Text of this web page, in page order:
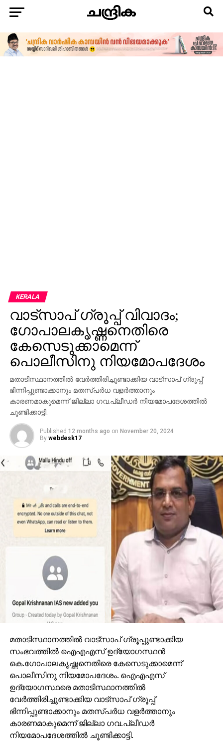
KERALA
വാട്‌സാപ് ഗ്രൂപ്പ് വിവാദം;
ഗോപാലകൃഷ്ണനെതിരെ
കേസെടുക്കാമെന്ന്
പൊലീസിനു നിയമോപദേശം
മതാടിസ്ഥാനത്തില്‍ വേര്‍ത്തിരിച്ചുണ്ടാക്കിയ വാട്‌സാപ് ഗ്രൂപ്പ്
ഭിന്നിപ്പുണ്ടാക്കാനും മതസ്പര്‍ധ വളര്‍ത്താനും
കാരണമാകുമെന്ന് ജില്ലാ ഗവ.പ്ലീഡര്‍ നിയമോപദേശത്തില്‍
ചൂണ്ടിക്കാട്ടി.
Published 12 months ago on November 20, 2024
By webdesk17
മതാടിസ്ഥാനത്തില്‍ വാട്‌സാപ് ഗ്രൂപ്പുണ്ടാക്കിയ
സംഭവത്തില്‍ ഐഎഎസ് ഉദ്യോഗസ്ഥന്‍
കെ.ഗോപാലകൃഷ്ണനെതിരെ കേസെടുക്കാമെന്ന്
പൊലീസിനു നിയമോപദേശം. ഐഎഎസ്
ഉദ്യോഗസ്ഥരെ മതാടിസ്ഥാനത്തില്‍
വേര്‍ത്തിരിച്ചുണ്ടാക്കിയ വാട്‌സാപ് ഗ്രൂപ്പ്
ഭിന്നിപ്പുണ്ടാക്കാനും മതസ്പര്‍ധ വളര്‍ത്താനും
കാരണമാകുമെന്ന് ജില്ലാ ഗവ.പ്ലീഡര്‍
നിയമോപദേശത്തില്‍ ചൂണ്ടിക്കാട്ടി.